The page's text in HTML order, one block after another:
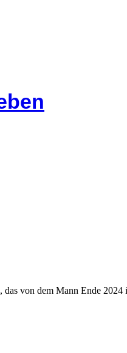
von dem Mann Ende 2024